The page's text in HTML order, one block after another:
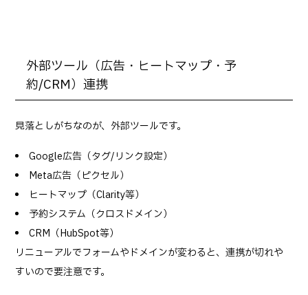
外部ツール（広告・ヒートマップ・予
約/CRM）連携
見落としがちなのが、外部ツールです。
Google広告（タグ/リンク設定）
Meta広告（ピクセル）
ヒートマップ（Clarity等）
予約システム（クロスドメイン）
CRM（HubSpot等）
リニューアルでフォームやドメインが変わると、連携が切れや
すいので要注意です。